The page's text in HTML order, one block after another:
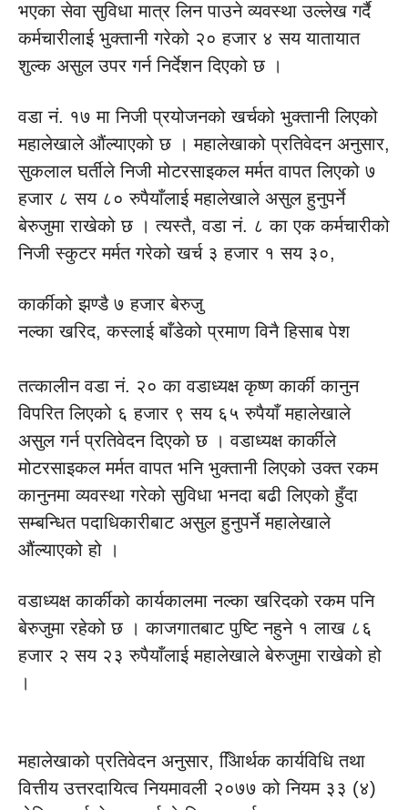
भएका सेवा सुविधा मात्र लिन पाउने व्यवस्था उल्लेख गर्दै
कर्मचारीलाई भुक्तानी गरेको २० हजार ४ सय यातायात
शुल्क असुल उपर गर्न निर्देशन दिएको छ ।
वडा नं. १७ मा निजी प्रयोजनको खर्चको भुक्तानी लिएको
महालेखाले औंल्याएको छ । महालेखाको प्रतिवेदन अनुसार,
सुकलाल घर्तीले निजी मोटरसाइकल मर्मत वापत लिएको ७
हजार ८ सय ८० रुपैयाँलाई महालेखाले असुल हुनुपर्ने
बेरुजुमा राखेको छ । त्यस्तै, वडा नं. ८ का एक कर्मचारीको
निजी स्कुटर मर्मत गरेको खर्च ३ हजार १ सय ३०,
कार्कीको झण्डै ७ हजार बेरुजु
नल्का खरिद, कस्लाई बाँडेको प्रमाण विनै हिसाब पेश
तत्कालीन वडा नं. २० का वडाध्यक्ष कृष्ण कार्की कानुन
विपरित लिएको ६ हजार ९ सय ६५ रुपैयाँ महालेखाले
असुल गर्न प्रतिवेदन दिएको छ । वडाध्यक्ष कार्कीले
मोटरसाइकल मर्मत वापत भनि भुक्तानी लिएको उक्त रकम
कानुनमा व्यवस्था गरेको सुविधा भनदा बढी लिएको हुँदा
सम्बन्धित पदाधिकारीबाट असुल हुनुपर्ने महालेखाले
औंल्याएको हो ।
वडाध्यक्ष कार्कीको कार्यकालमा नल्का खरिदको रकम पनि
बेरुजुमा रहेको छ । काजगातबाट पुष्टि नहुने १ लाख ८६
हजार २ सय २३ रुपैयाँलाई महालेखाले बेरुजुमा राखेको हो
।
महालेखाको प्रतिवेदन अनुसार, आििर्थक कार्यविधि तथा
वित्तीय उत्तरदायित्व नियमावली २०७७ को नियम ३३ (४)